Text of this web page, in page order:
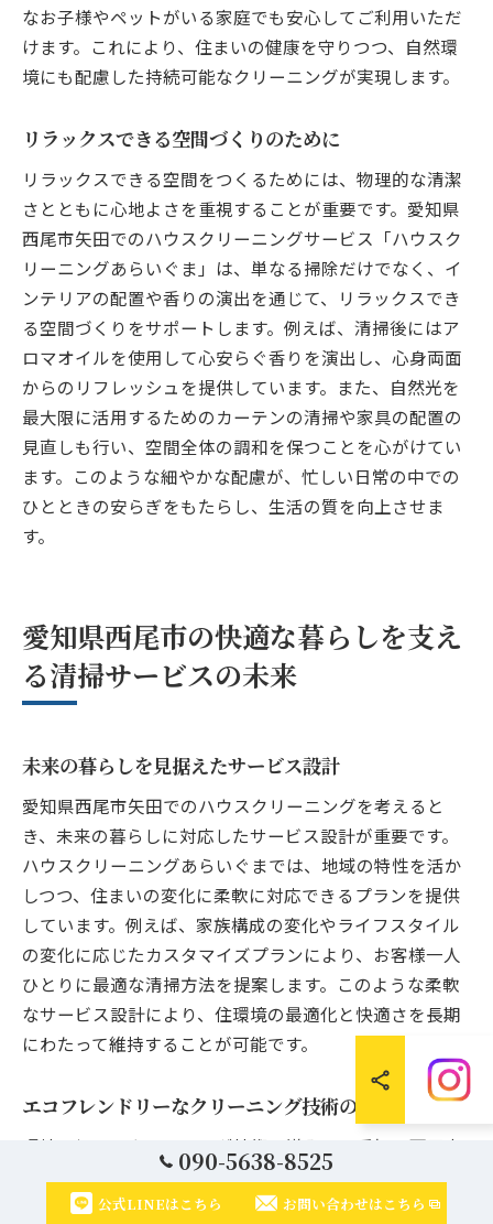
なお子様やペットがいる家庭でも安心してご利用いただ
けます。これにより、住まいの健康を守りつつ、自然環
境にも配慮した持続可能なクリーニングが実現します。
リラックスできる空間づくりのために
リラックスできる空間をつくるためには、物理的な清潔
さとともに心地よさを重視することが重要です。愛知県
西尾市矢田でのハウスクリーニングサービス「ハウスク
リーニングあらいぐま」は、単なる掃除だけでなく、イ
ンテリアの配置や香りの演出を通じて、リラックスでき
る空間づくりをサポートします。例えば、清掃後にはア
ロマオイルを使用して心安らぐ香りを演出し、心身両面
からのリフレッシュを提供しています。また、自然光を
最大限に活用するためのカーテンの清掃や家具の配置の
見直しも行い、空間全体の調和を保つことを心がけてい
ます。このような細やかな配慮が、忙しい日常の中での
ひとときの安らぎをもたらし、生活の質を向上させま
す。
愛知県西尾市の快適な暮らしを支え
る清掃サービスの未来
未来の暮らしを見据えたサービス設計
愛知県西尾市矢田でのハウスクリーニングを考えると
き、未来の暮らしに対応したサービス設計が重要です。
ハウスクリーニングあらいぐまでは、地域の特性を活か
しつつ、住まいの変化に柔軟に対応できるプランを提供
しています。例えば、家族構成の変化やライフスタイル
の変化に応じたカスタマイズプランにより、お客様一人
ひとりに最適な清掃方法を提案します。このような柔軟
なサービス設計により、住環境の最適化と快適さを長期
にわたって維持することが可能です。
エコフレンドリーなクリーニング技術の導入
環境に優しいクリーニング技術の導入は、愛知県西尾市
矢田でのハウスクリーニングにおいて大きなポイントで
す。ハウスクリーニングあらいぐまでは、最新のエコフ
090-5638-8525
公式LINEはこちら お問い合わせはこちら